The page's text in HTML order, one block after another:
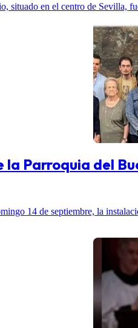
situado en el centro de Sevilla,
Parroquia del
14 de septiembre, la